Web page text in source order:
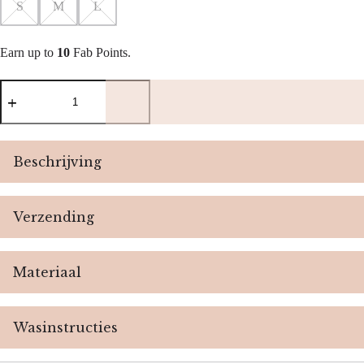
S M L
Earn up to 10 Fab Points.
Skins
body
-
Black
aantalBeschrijving
Verzending
Materiaal
Wasinstructies